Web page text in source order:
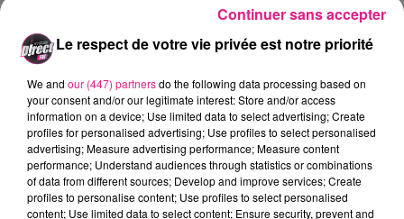
FIL ACTUS
6 août 2026
Metz : une distribution de lunette gratuite pour voir l’éclipse
5 août 2026
Casting de Woof : l'Euro-Métropole de Metz part à la recherche de...
4 août 2026
Officiel : Gauthier Hein quitte le FC Metz pour l'OGC Nice
4 août 2026
Le respect de votre vie privée est notre priorité
We and our (447) partnersdo the following data processing based on
your consent and/or our legitimate interest: Store and/or access
information on a device; Use limited data to select advertising; Create
profiles for personalised advertising; Use profiles to select personalised
advertising; Measure advertising performance; Measure content
performance; Understand audiences through statistics or combinations
of data from different sources; Develop and improve services; Create
profiles to personalise content; Use profiles to select personalised
content; Use limited data to select content; Ensure security, prevent and
Continuer sans accepter